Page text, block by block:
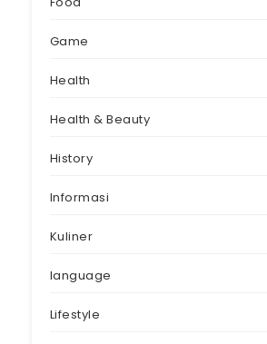
Game
Health
Health & Beauty
History
Informasi
Kuliner
language
Lifestyle